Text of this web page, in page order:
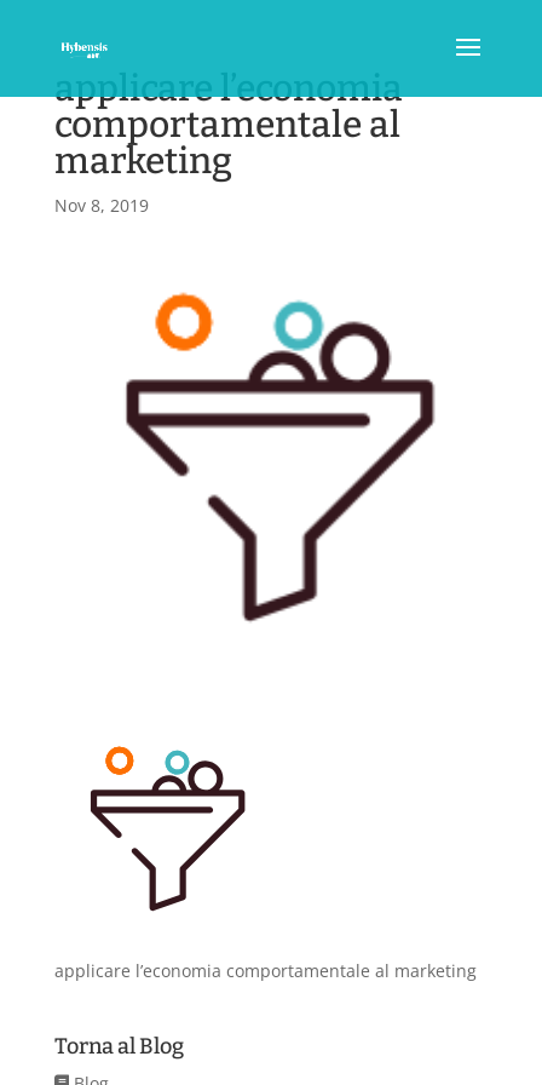
applicare l’economia
comportamentale al
marketing
Nov 8, 2019
applicare l’economia comportamentale al marketing
Torna al Blog